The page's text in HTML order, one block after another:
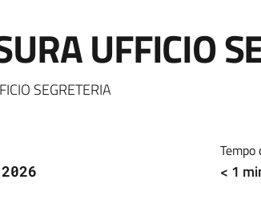
UFFICIO
della notizia
SEGRETERIA
< 1